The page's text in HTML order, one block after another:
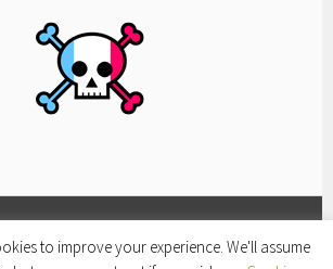
FACEBOOKCONDITIONSPOLITIQUE
to improve your experience. We'll assume